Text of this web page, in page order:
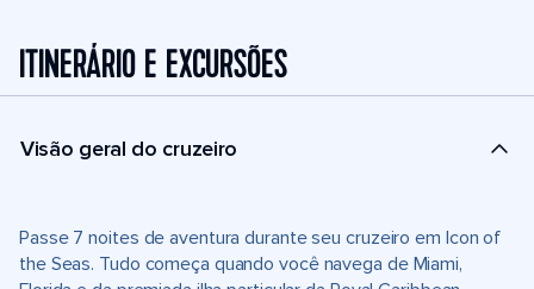
ITINERÁRIO E EXCURSÕES
Visão geral do cruzeiro
Passe 7 noites de aventura durante seu cruzeiro em Icon of
the Seas. Tudo começa quando você navega de Miami,